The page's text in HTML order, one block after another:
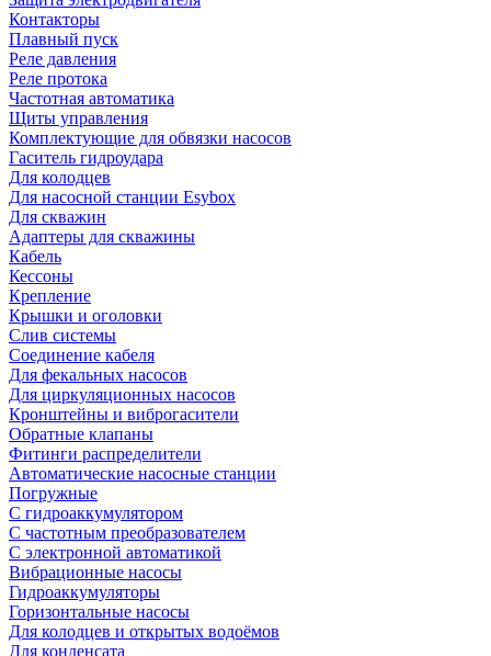
Контакторы
Плавный пуск
Реле давления
Реле протока
Частотная автоматика
Щиты управления
Комплектующие для обвязки насосов
Гаситель гидроудара
Для колодцев
Для насосной станции Esybox
Для скважин
Адаптеры для скважины
Кабель
Кессоны
Крепление
Крышки и оголовки
Слив системы
Соединение кабеля
Для фекальных насосов
Для циркуляционных насосов
Кронштейны и виброгасители
Обратные клапаны
Фитинги распределители
Автоматические насосные станции
Погружные
С гидроаккумулятором
С частотным преобразователем
С электронной автоматикой
Вибрационные насосы
Гидроаккумуляторы
Горизонтальные насосы
Для колодцев и открытых водоёмов
Для конденсата